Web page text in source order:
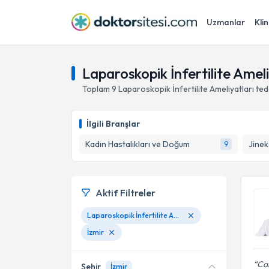
Uzmanlar
Laparoskopik İnfertilite
Toplam 9 Laparoskopik İnfertilite Ameliyatları
İlgili Branşlar
Kadın Hastalıkları ve Doğum
9
Aktif Filtreler
Laparoskopik İnfertilite Ameliyatları
İzmir
Şehir İzmir